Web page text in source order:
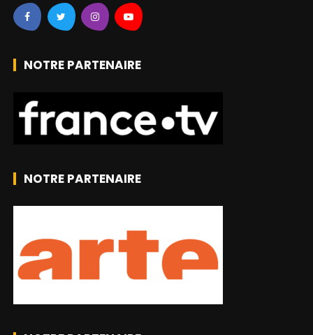
NOTRE PARTENAIRE
NOTRE PARTENAIRE